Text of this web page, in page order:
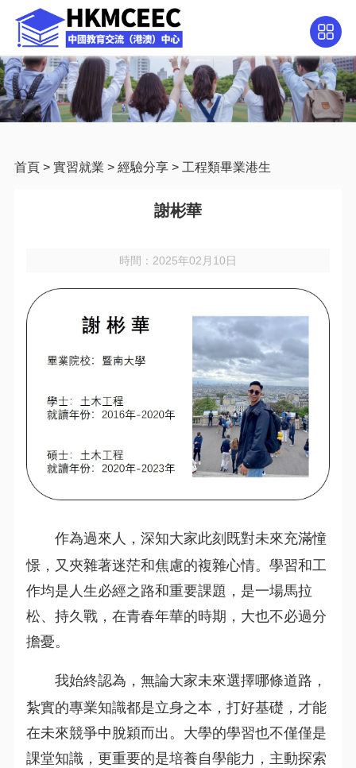
首頁> 實習就業 > 經驗分享> 工程類畢業港生
謝彬華
時間：2025年02月10日
作為過來人，深知大家此刻既對未來充滿憧
憬，又夾雜著迷茫和焦慮的複雜心情。學習和工
作均是人生必經之路和重要課題，是一場馬拉
松、持久戰，在青春年華的時期，大也不必過分
擔憂。
我始終認為，無論大家未來選擇哪條道路，
紮實的專業知識都是立身之本，打好基礎，才能
在未來競爭中脫穎而出。大學的學習也不僅僅是
課堂知識，更重要的是培養自學能力，主動探索